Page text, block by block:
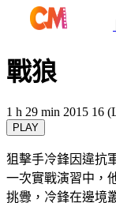
戰狼
1 h 29 min 2015 16
PLAY
狙擊手冷鋒因違抗
一次實戰演習中，
挑釁，冷鋒在邊境